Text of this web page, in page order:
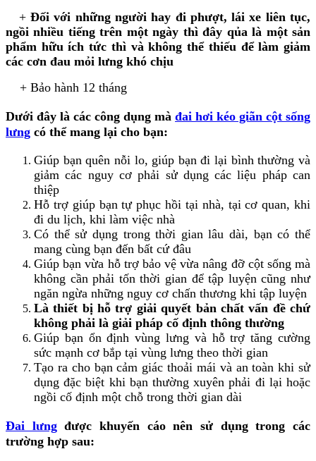
+Đối với những người hay đi phượt, lái xe liên tục,
ngồi nhiều tiếng trên một ngày thì đây qủa là một sản
phẩm hữu ích tức thì và không thể thiếu để làm giảm
các cơn đau mỏi lưng khó chịu
+ Bảo hành 12 tháng
Dưới đây là các công dụng mà đai hơi kéo giãn cột sống
lưng có thể mang lại cho bạn:
Giúp bạn quên nỗi lo, giúp bạn đi lại bình thường và
giảm các nguy cơ phải sử dụng các liệu pháp can
thiệp
Hỗ trợ giúp bạn tự phục hồi tại nhà, tại cơ quan, khi
đi du lịch, khi làm việc nhà
Có thể sử dụng trong thời gian lâu dài, bạn có thể
mang cùng bạn đến bất cứ đâu
Giúp bạn vừa hỗ trợ bảo vệ vừa nâng đỡ cột sống mà
không cần phải tốn thời gian để tập luyện cũng như
ngăn ngừa những nguy cơ chấn thương khi tập luyện
Là thiết bị hỗ trợ giải quyết bản chất vấn đề chứ
không phải là giải pháp cố định thông thường
Giúp bạn ổn định vùng lưng và hỗ trợ tăng cường
sức mạnh cơ bắp tại vùng lưng theo thời gian
Tạo ra cho bạn cảm giác thoải mái và an toàn khi sử
dụng đặc biệt khi bạn thường xuyên phải đi lại hoặc
ngồi cố định một chỗ trong thời gian dài
​Đai lưngđược khuyến cáo nên sử dụng trong các
trường hợp sau: